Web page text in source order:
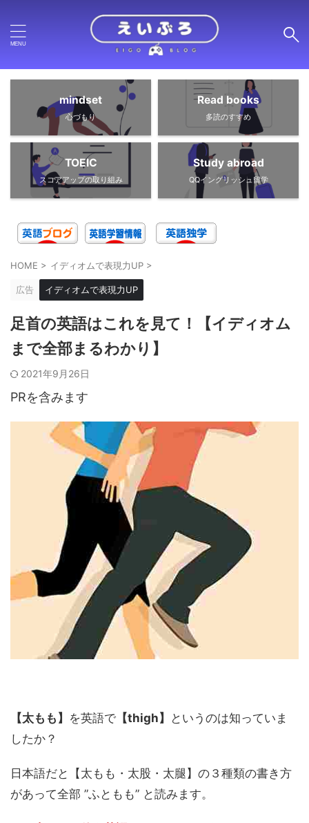
mindset
心づもり
Read books
多読のすすめ
TOEIC
スコアアップの取り組み
Study abroad
QQイングリッシュ留学
HOME > イディオムで表現力UP >
広告 イディオムで表現力UP
足首の英語はこれを見て！【イディオム
まで全部まるわかり】
2021年9月26日
PRを含みます
【太もも】 を英語で 【thigh 】
というのは知っていま
したか？
日本語だと【太もも・太股・太腿】の３種類の書き方
があって全部 ”ふともも” と読みます。